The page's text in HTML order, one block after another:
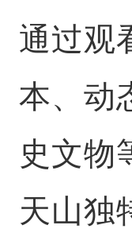
通过观
本、动
史文物
天山独